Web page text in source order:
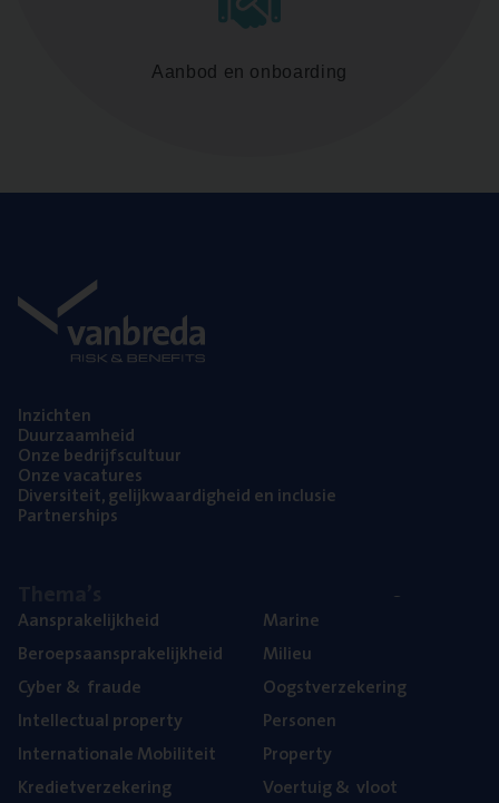
Aanbod en onboarding
Inzich­ten
Duur­zaam­heid
Onze bedrijfs­cul­tuur
Onze vaca­tu­res
Diver­si­teit, gelijk­waar­dig­heid en inclusie
Part­ner­ships
Aan­spra­ke­lijk­heid
Beroeps­aan­spra­ke­lijk­heid
Cyber& fraude
Intel­lec­tu­al property
Inter­na­ti­o­na­le Mobiliteit
Kre­diet­ver­ze­ke­ring
Mari­ne
Mili­eu
Oogst­ver­ze­ke­ring
Per­so­nen
Pro­per­ty
Voer­tuig& vloot